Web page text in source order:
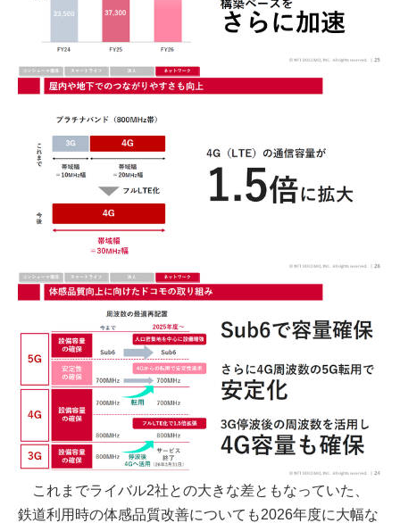
これまでライバル2社との大きな差ともなっていた、
鉄道利用時の体感品質改善についても2026年度に大幅な